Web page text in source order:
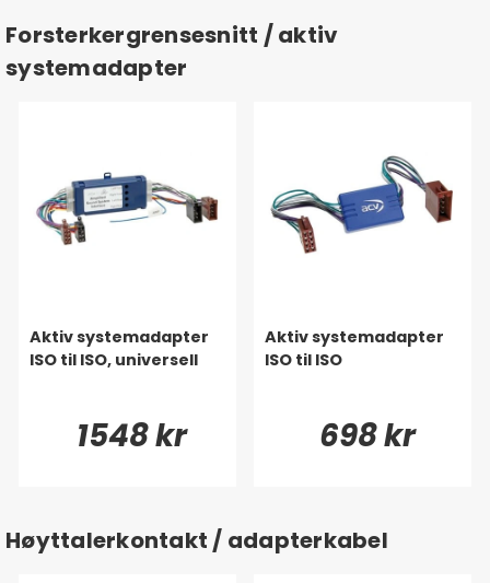
Forsterkergrensesnitt / aktiv
systemadapter
Aktiv systemadapter
ISO til ISO, universell
1548 kr
Aktiv systemadapter
ISO til ISO
698 kr
Høyttalerkontakt / adapterkabel